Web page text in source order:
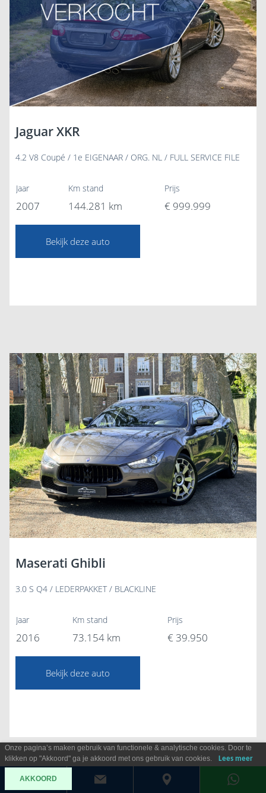
Jaguar XKR
4.2 V8 Coupé / 1e EIGENAAR / ORG. NL / FULL SERVICE FILE
Jaar
2007
Km stand
144.281 km
Prijs
€ 999.999
Bekijk deze auto
Maserati Ghibli
3.0 S Q4 / LEDERPAKKET / BLACKLINE
Jaar
2016
Km stand
73.154 km
Prijs
€ 39.950
Bekijk deze auto
Onze pagina’s maken gebruik van functionele & analytische cookies. Door te
klikken op "Akkoord" ga je akkoord met ons gebruik van cookies.
Lees meer
AKKOORD